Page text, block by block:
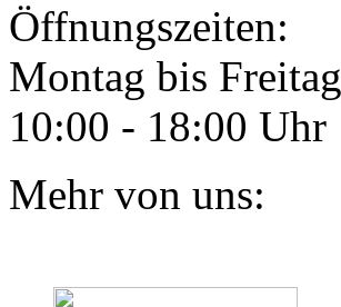
Öffnungszeiten:
Montag bis Freitag
10:00 - 18:00 Uhr
Mehr von uns: